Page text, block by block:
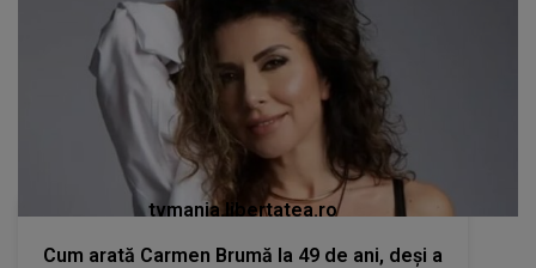
tvmania.libertatea.ro
Cum arată Carmen Brumă la 49 de ani, deși a